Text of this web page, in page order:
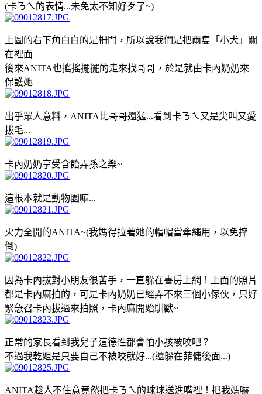
(卡ㄋㄟ的表情...未免太不知好歹了~)
上圖的右下角白白的是柵門，所以說我們是把兩隻「小犬」關
在裡面
後來ANITA也搖搖擺擺的走來找哥哥，於是就由卡內奶奶來
保護她
出乎眾人意料，ANITA比哥哥還猛...看到卡ㄋㄟ又是尖叫又愛
拔毛...
卡內奶奶享受含飴弄孫之樂~
這根本就是動物園嘛...
火力全開的ANITA~(我媽得拉著她的帽帽當牽繩用，以免摔
倒)
因為卡內拔對小朋友很苦手，一直躲在書房上網！上面的照片
都是卡內麻拍的，可是卡內奶奶已經弄不來三個小傢伙，只好
緊急召卡內拔過來拍照，卡內麻開始馴獸~
正常的家長看到我兒子這德性都會怕小孩被咬吧？
不過我乾姐是只要自己不被咬就好...(還躲在菲傭後面...)
ANITA趁人不住意竟然把卡ㄋㄟ的球球送進嘴裡！把我媽嚇